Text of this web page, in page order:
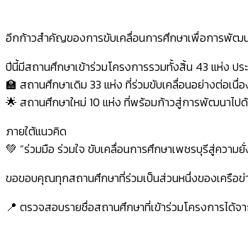
อีกก้าวสำคัญของการขับเคลื่อนการศึกษาเพื่อการพัฒ
ปีนี้มีสถานศึกษาเข้าร่วมโครงการรวมทั้งสิ้น 43 แห่ง ปร
🏫 สถานศึกษาเดิม 33 แห่ง ที่ร่วมขับเคลื่อนอย่างต่อเนื่อ
🌟 สถานศึกษาใหม่ 10 แห่ง ที่พร้อมก้าวสู่การพัฒนาไป
ภายใต้แนวคิด
💚 “ร่วมมือ ร่วมใจ ขับเคลื่อนการศึกษาเพชรบุรีสู่ความยั่
ขอขอบคุณทุกสถานศึกษาที่ร่วมเป็นส่วนหนึ่งของเครือข่
📍 ตรวจสอบรายชื่อสถานศึกษาที่เข้าร่วมโครงการได้